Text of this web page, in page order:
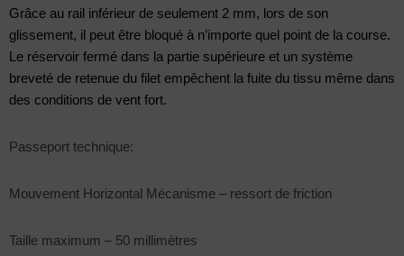
Grâce au rail inférieur de seulement 2 mm, lors de son
glissement, il peut être bloqué à n’importe quel point de la course.
Le réservoir fermé dans la partie supérieure et un système
breveté de retenue du filet empêchent la fuite du tissu même dans
des conditions de vent fort.
Passeport technique:
Mouvement Horizontal Mécanisme – ressort de friction
Taille maximum – 50 millimètres